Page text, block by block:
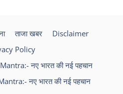
ताजा खबर
Disclaimer
Policy
नए भारत की नई पहचान
नए भारत की नई पहचान